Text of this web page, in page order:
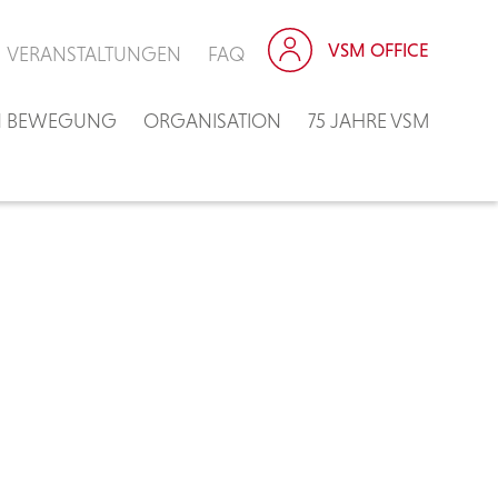
BEWEGUNG ORGANISATION 75 JAHRE VSM
VERANSTALTUNGEN FAQ VSM OFFICE